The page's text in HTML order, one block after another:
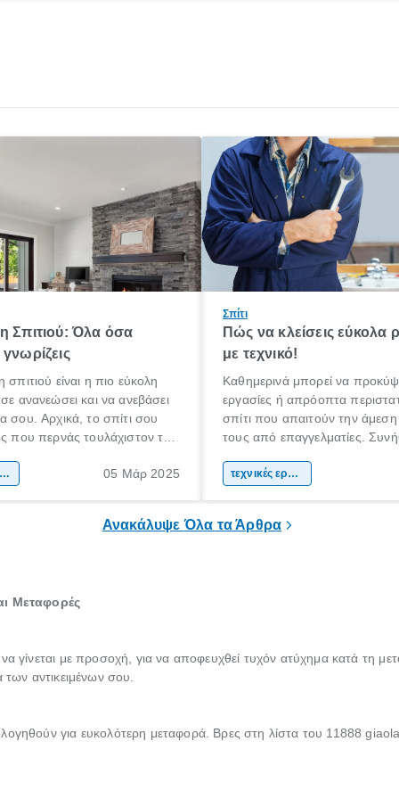
Σπιτιού: Όλα όσα
σπιτιού είναι η πιο εύκολη
ανανεώσει και να ανεβάσει
σου. Αρχικά, το σπίτι σου
που περνάς τουλάχιστον το
πρέπει να είναι ένας χώρος
σπιτιού 05 Μάρ 2025
Σπίτι
Πώς να κλείσεις εύκολα
με τεχνικό!
Καθημερινά μπορεί να
εργασίες ή απρόοπτα
σπίτι που απαιτούν την
τους από επαγγελματίες.
να τις επιδιορθώσεις μόνος
έναν πιστοποιημένο τεχνικό.
τεχνικές εργασίες
Ανακάλυψε Όλα τα Άρθρα
Μεταφορές
γίνεται με προσοχή, για να αποφευχθεί τυχόν ατύχημα κατά τη
αντικειμένων σου.
για ευκολότερη μεταφορά. Βρες στη λίστα του 11888